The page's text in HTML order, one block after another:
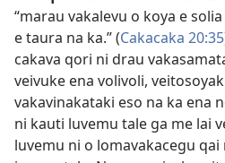
“marau vakalevu o koya e
e taura na ka.” (Cakacaka 20:35
cakava qori ni drau
veivuke ena volivoli,
vakavinakataki eso na ka ena
ni kauti luvemu tale ga me lai
luvemu ni o lomavakacegu